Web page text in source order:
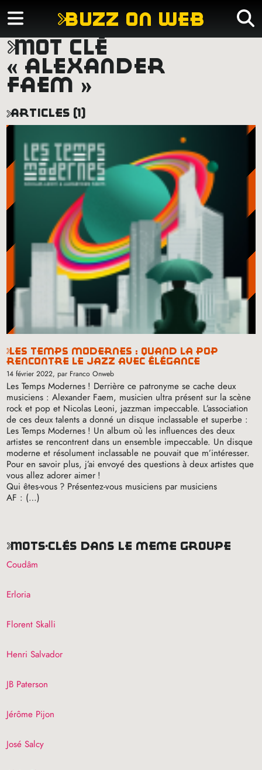
buzz on web
mot clé
« alexander
faem »
articles (1)
les temps modernes : quand la pop
rencontre le jazz avec élégance
14 février 2022, par Franco Onweb
Les Temps Modernes ! Derrière ce patronyme se cache deux
musiciens : Alexander Faem, musicien ultra présent sur la scène
rock et pop et Nicolas Leoni, jazzman impeccable. L’association
de ces deux talents a donné un disque inclassable et superbe :
Les Temps Modernes ! Un album où les influences des deux
artistes se rencontrent dans un ensemble impeccable. Un disque
moderne et résolument inclassable ne pouvait que m’intéresser.
Pour en savoir plus, j’ai envoyé des questions à deux artistes que
vous allez adorer aimer !
Qui êtes-vous ? Présentez-vous musiciens par musiciens
AF : (…)
mots-clés dans le même groupe
Coudâm
Erloria
Florent Skalli
Henri Salvador
JB Paterson
Jérôme Pijon
José Salcy